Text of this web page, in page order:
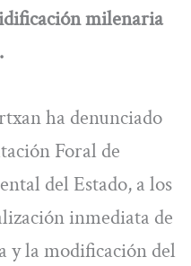
milenaria
ha denunciado
Foral de
del Estado, a los
inmediata de
y la modificación del